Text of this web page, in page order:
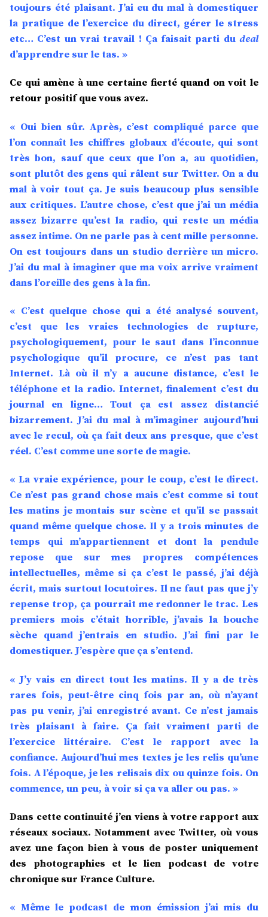
toujours été plaisant. J’ai eu du mal à domestiquer
la pratique de l’exercice du direct, gérer le stress
etc… C’est un vrai travail ! Ça faisait parti du deal
d’apprendre sur le tas. »
Ce qui amène à une certaine fierté quand on voit le
retour positif que vous avez.
« Oui bien sûr. Après, c’est compliqué parce que
l’on connaît les chiffres globaux d’écoute, qui sont
très bon, sauf que ceux que l’on a, au quotidien,
sont plutôt des gens qui râlent sur Twitter. On a du
mal à voir tout ça. Je suis beaucoup plus sensible
aux critiques. L’autre chose, c’est que j’ai un média
assez bizarre qu’est la radio, qui reste un média
assez intime. On ne parle pas à cent mille personne.
On est toujours dans un studio derrière un micro.
J’ai du mal à imaginer que ma voix arrive vraiment
dans l’oreille des gens à la fin.
« C’est quelque chose qui a été analysé souvent,
c’est que les vraies technologies de rupture,
psychologiquement, pour le saut dans l’inconnue
psychologique qu’il procure, ce n’est pas tant
Internet. Là où il n’y a aucune distance, c’est le
téléphone et la radio. Internet, finalement c’est du
journal en ligne… Tout ça est assez distancié
bizarrement. J’ai du mal à m’imaginer aujourd’hui
avec le recul, où ça fait deux ans presque, que c’est
réel. C’est comme une sorte de magie.
« La vraie expérience, pour le coup, c’est le direct.
Ce n’est pas grand chose mais c’est comme si tout
les matins je montais sur scène et qu’il se passait
quand même quelque chose. Il y a trois minutes de
temps qui m’appartiennent et dont la pendule
repose que sur mes propres compétences
intellectuelles, même si ça c’est le passé, j’ai déjà
écrit, mais surtout locutoires. Il ne faut pas que j’y
repense trop, ça pourrait me redonner le trac. Les
premiers mois c’était horrible, j’avais la bouche
sèche quand j’entrais en studio. J’ai fini par le
domestiquer. J’espère que ça s’entend.
« J’y vais en direct tout les matins. Il y a de très
rares fois, peut-être cinq fois par an, où n’ayant
pas pu venir, j’ai enregistré avant. Ce n’est jamais
très plaisant à faire. Ça fait vraiment parti de
l’exercice littéraire. C’est le rapport avec la
confiance. Aujourd’hui mes textes je les relis qu’une
fois. A l’époque, je les relisais dix ou quinze fois. On
commence, un peu, à voir si ça va aller ou pas. »
Dans cette continuité j’en viens à votre rapport aux
réseaux sociaux. Notamment avec Twitter, où vous
avez une façon bien à vous de poster uniquement
des photographies et le lien podcast de votre
chronique sur France Culture.
« Même le podcast de mon émission j’ai mis du